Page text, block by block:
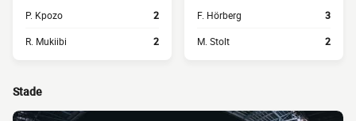
P. Kpozo 2
R. Mukiibi 2
F. Hörberg 3
M. Stolt 2
Stade